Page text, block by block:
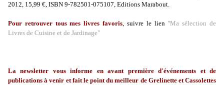
2012, 15,99 €, ISBN 9-782501-075107, Editions Marabout.
Pour retrouver tous mes livres favoris, suivre le lien "Ma sélection de
Livres de Cuisine et de Jardinage"
Lanewsletter vous informe en avant première d'événements et de
publications à venir et fait le point du meilleur de Grelinetteet Cassolettes